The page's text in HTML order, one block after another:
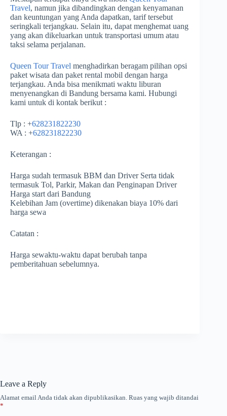
Travel, namun jika dibandingkan dengan kenyamanan
dan keuntungan yang Anda dapatkan, tarif tersebut
seringkali terjangkau. Selain itu, dapat menghemat uang
yang akan dikeluarkan untuk transportasi umum atau
taksi selama perjalanan.
Queen Tour Travel menghadirkan beragam pilihan opsi
paket wisata dan paket rental mobil dengan harga
terjangkau. Anda bisa menikmati waktu liburan
menyenangkan di Bandung bersama kami. Hubungi
kami untuk di kontak berikut :
Tlp : +628231822230
WA : +628231822230
Keterangan :
Harga sudah termasuk BBM dan Driver Serta tidak
termasuk Tol, Parkir, Makan dan Penginapan Driver
Harga start dari Bandung
Kelebihan Jam (overtime) dikenakan biaya 10% dari
harga sewa
Catatan :
Harga sewaktu-waktu dapat berubah tanpa
pemberitahuan sebelumnya.
Leave a Reply
Alamat email Anda tidak akan dipublikasikan. Ruas yang wajib ditandai
*